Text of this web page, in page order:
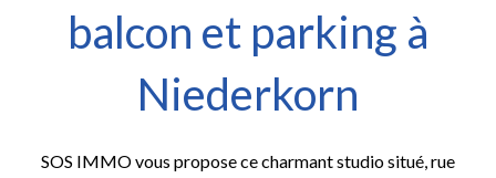
balcon et parking à
Niederkorn
SOS IMMO vous propose ce charmant studio situé, rue